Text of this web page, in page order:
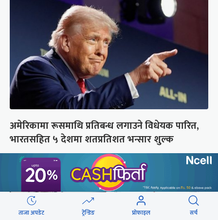
अमेरिकामा रूसमाथि प्रतिबन्ध लगाउने विधेयक पारित,
भारतसहित ५ देशमा शतप्रतिशत भन्सार शुल्क
ताजा अपडेट ट्रेन्डिङ प्रोफाइल सर्च